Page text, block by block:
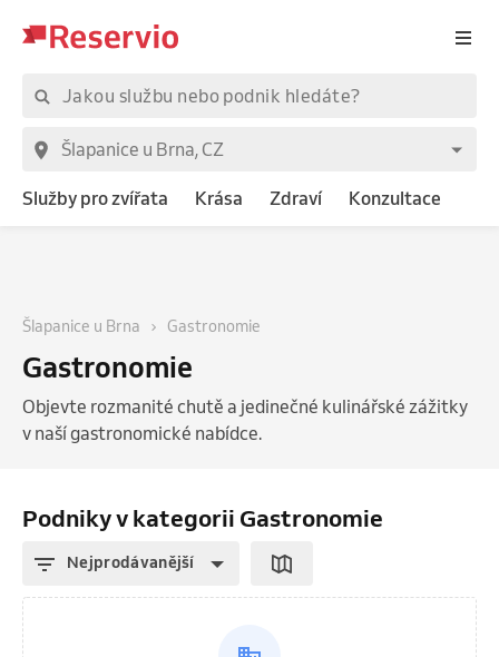
Služby pro zvířata Krása Zdraví Konzultace
Šlapanice u Brna Gastronomie
Gastronomie
Objevte rozmanité chutě a jedinečné kulinářské zážitky
v naší gastronomické nabídce.
Podniky v kategorii Gastronomie
Nejprodávanější